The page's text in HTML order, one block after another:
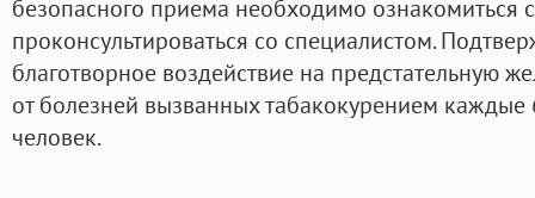
безопасного приема необходимо ознакомиться
проконсультироваться со специалистом.
благотворное воздействие на предстательную
от болезней вызванных табакокурением каждые
человек.